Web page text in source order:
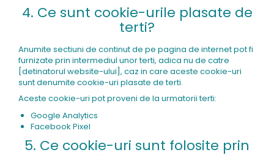
4. Ce sunt cookie-urile plasate de
terti?
Anumite sectiuni de continut de pe pagina de internet pot fi
furnizate prin intermediul unor terti, adica nu de catre
[detinatorul website-ului], caz in care aceste cookie-uri
sunt denumite cookie-uri plasate de terti.
Aceste cookie-uri pot proveni de la urmatorii terti:
Google Analytics
Facebook Pixel
5. Ce cookie-uri sunt folosite prin